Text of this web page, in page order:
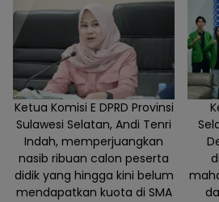
Peraturan Daerah
(Ranperda) tentang
Pertanggungjawaban
Pelaksanaan APBD
Tahun Anggaran
2025 yang digelar,
Selasa (30/6).
Ketua Komisi E DPRD Provinsi
Sulawesi Selatan, Andi Tenri
Indah, memperjuangkan
nasib ribuan calon peserta
didik yang hingga kini belum
mendapatkan kuota di SMA